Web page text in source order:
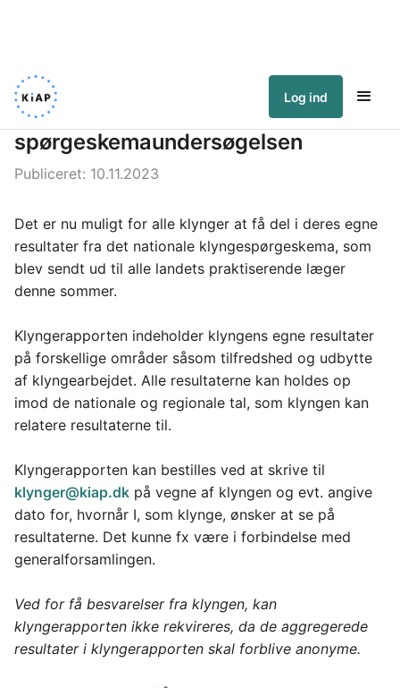
Log ind
Få klyngens egne resultater af
spørgeskemaundersøgelsen
Publiceret: 10.11.2023
Det er nu muligt for alle klynger at få del i deres egne
resultater fra det nationale klyngespørgeskema, som
blev sendt ud til alle landets praktiserende læger
denne sommer.
Klyngerapporten indeholder klyngens egne resultater
på forskellige områder såsom tilfredshed og udbytte
af klyngearbejdet. Alle resultaterne kan holdes op
imod de nationale og regionale tal, som klyngen kan
relatere resultaterne til.
Klyngerapporten kan bestilles ved at skrive til
klynger@kiap.dk på vegne af klyngen og evt. angive
dato for, hvornår I, som klynge, ønsker at se på
resultaterne. Det kunne fx være i forbindelse med
generalforsamlingen.
Ved for få besvarelser fra klyngen, kan
klyngerapporten ikke rekvireres, da de aggregerede
resultater i klyngerapporten skal forblive anonyme.